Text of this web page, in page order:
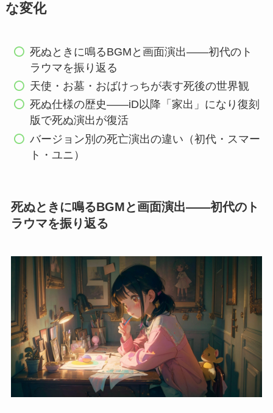
な変化
死ぬときに鳴るBGMと画面演出——初代のト
ラウマを振り返る
天使・お墓・おばけっちが表す死後の世界観
死ぬ仕様の歴史——iD以降「家出」になり復刻
版で死ぬ演出が復活
バージョン別の死亡演出の違い（初代・スマー
ト・ユニ）
死ぬときに鳴るBGMと画面演出——初代のト
ラウマを振り返る